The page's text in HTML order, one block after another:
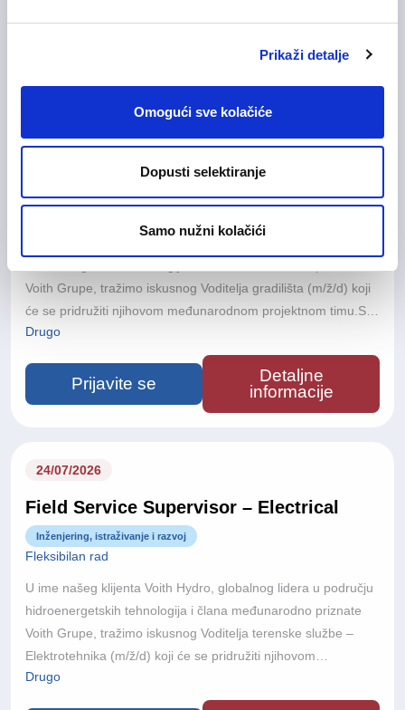
Prikaži detalje
Omogući sve kolačiće
Dopusti selektiranje
Samo nužni kolačići
informacije
Fleksibilan rad
Voith Grupe, tražimo iskusnog Voditelja gradilišta (m/ž/d) koji
će se pridružiti njihovom međunarodnom projektnom timu.S
više od 150 godina inženjerske izvrsnosti, poslovanjem u više
od 60 zemalja i približno 22.000 zaposlenika diljem svijeta,
Voith razvija inovativne tehnologije koje pokreću održivu
proizvodnju energije i omogućuju realizaciju nekih od
Drugo
Prijavite se
Detaljne
informacije
24/07/2026
Field Service Supervisor – Electrical
Inženjering, istraživanje i razvoj
Fleksibilan rad
U ime našeg klijenta Voith Hydro, globalnog lidera u području
hidroenergetskih tehnologija i člana međunarodno priznate
Voith Grupe, tražimo iskusnog Voditelja terenske službe –
Elektrotehnika (m/ž/d) koji će se pridružiti njihovom
međunarodnom projektnom timu.S više od 150 godina
inženjerske izvrsnosti, poslovanjem u više od 60 zemalja i
Drugo